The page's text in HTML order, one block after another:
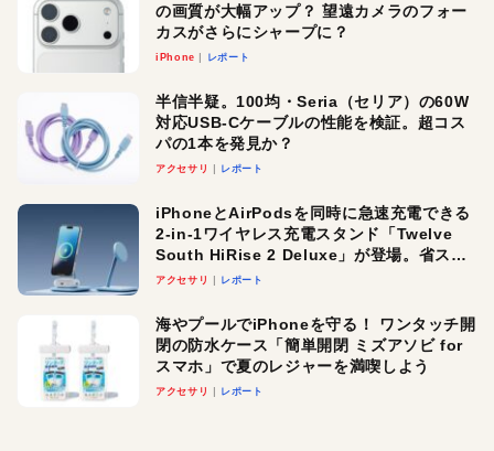
の画質が大幅アップ？ 望遠カメラのフォー
カスがさらにシャープに？
iPhone レポート
半信半疑。100均・Seria（セリア）の60W
対応USB-Cケーブルの性能を検証。超コス
パの1本を発見か？
アクセサリ レポート
iPhoneとAirPodsを同時に急速充電できる
2-in-1ワイヤレス充電スタンド「Twelve
South HiRise 2 Deluxe」が登場。省スペ
ースでおしゃれに充電したい人にオスス
アクセサリ レポート
海やプールでiPhoneを守る！ ワンタッチ開
閉の防水ケース「簡単開閉 ミズアソビ for
スマホ」で夏のレジャーを満喫しよう
アクセサリ レポート